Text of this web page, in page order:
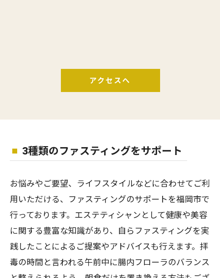
アクセスへ
3種類のファスティングをサポート
お悩みやご要望、ライフスタイルなどに合わせてご利
用いただける、ファスティングのサポートを福岡市で
行っております。エステティシャンとして健康や美容
に関する豊富な知識があり、自らファスティングを実
践したことによるご提案やアドバイスも行えます。拝
毒の時間と言われる午前中に腸内フローラのバランス